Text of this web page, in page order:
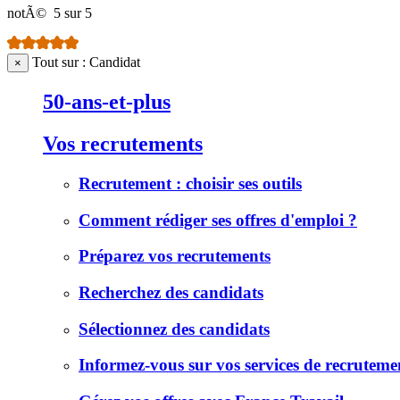
notÃ© 5 sur 5
× Tout sur : Candidat
50-ans-et-plus
Vos recrutements
Recrutement : choisir ses outils
Comment rédiger ses offres d'emploi ?
Préparez vos recrutements
Recherchez des candidats
Sélectionnez des candidats
Informez-vous sur vos services de